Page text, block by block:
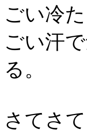
ごい冷
ごい汗
る。
さてさ